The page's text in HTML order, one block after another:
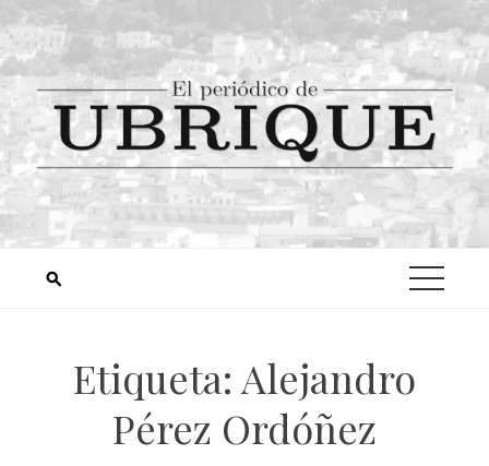
Etiqueta: Alejandro
Pérez Ordóñez